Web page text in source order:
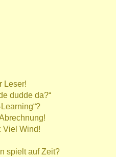
Leser!
dudde da?“
Viel Wind!
spielt auf Zeit?